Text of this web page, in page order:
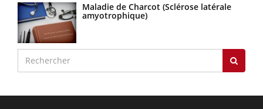
Maladie de Charcot (Sclérose latérale
amyotrophique)